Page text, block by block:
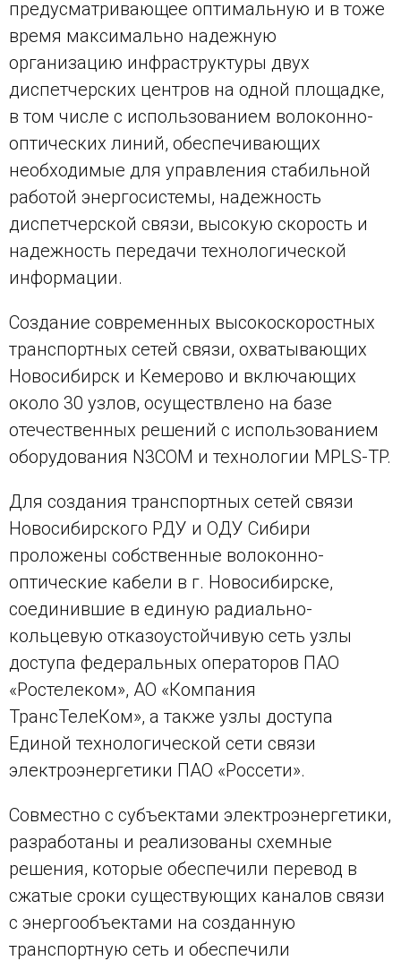
предусматривающее оптимальную и в тоже
время максимально надежную
организацию инфраструктуры двух
диспетчерских центров на одной площадке,
в том числе с использованием волоконно-
оптических линий, обеспечивающих
необходимые для управления стабильной
работой энергосистемы, надежность
диспетчерской связи, высокую скорость и
надежность передачи технологической
информации.
Создание современных высокоскоростных
транспортных сетей связи, охватывающих
Новосибирск и Кемерово и включающих
около 30 узлов, осуществлено на базе
отечественных решений с использованием
оборудования N3COM и технологии MPLS-TP.
Для создания транспортных сетей связи
Новосибирского РДУ и ОДУ Сибири
проложены собственные волоконно-
оптические кабели в г. Новосибирске,
соединившие в единую радиально-
кольцевую отказоустойчивую сеть узлы
доступа федеральных операторов ПАО
«Ростелеком», АО «Компания
ТрансТелеКом», а также узлы доступа
Единой технологической сети связи
электроэнергетики ПАО «Россети».
Совместно с субъектами электроэнергетики,
разработаны и реализованы схемные
решения, которые обеспечили перевод в
сжатые сроки существующих каналов связи
с энергообъектами на созданную
транспортную сеть и обеспечили